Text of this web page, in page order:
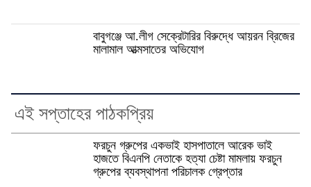
বাবুগঞ্জে আ.লীগ সেক্রেটারির বিরুদ্ধে আয়রন ব্রিজের
মালামাল আত্মসাতের অভিযোগ
এই সপ্তাহের পাঠকপ্রিয়
ফরচুন গ্রুপের একভাই হাসপাতালে আরেক ভাই
হাজতে বিএনপি নেতাকে হত্যা চেষ্টা মামলায় ফরচুন
গ্রুপের ব্যবস্থাপনা পরিচালক গ্রেপ্তার